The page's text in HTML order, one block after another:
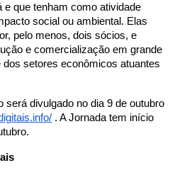
e que tenham como atividade
social ou ambiental. Elas
pelo menos, dois sócios, e
e comercialização em grande
setores econômicos atuantes
será divulgado no dia 9 de outubro
info/ . A Jornada tem início